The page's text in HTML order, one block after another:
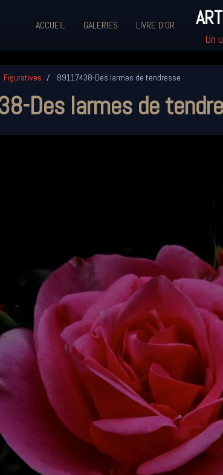
ACCUEIL GALERIES LIVRE D'OR
Un
Figuratives 89117438-Des larmes de tendresse
Des larmes de